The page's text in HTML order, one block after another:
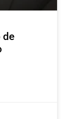
de